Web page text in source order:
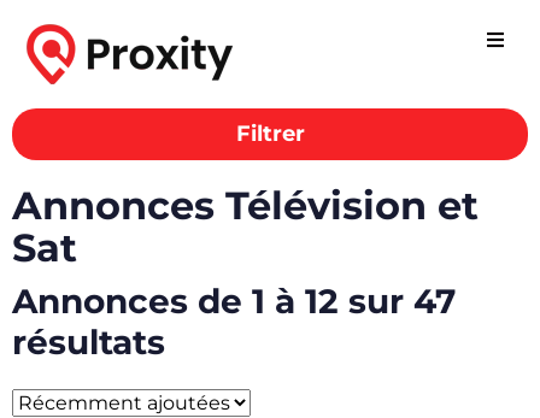
Filtrer
Annonces Télévision et
Sat
Annonces de 1 à 12 sur 47
résultats